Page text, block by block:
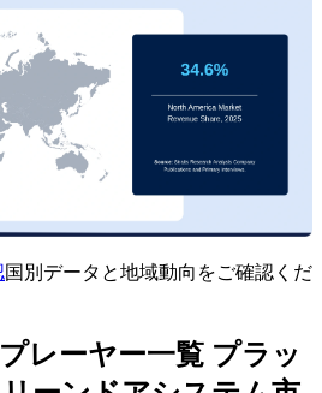
国別データと地域動向をご確認くだ
レーヤー一覧 プラッ